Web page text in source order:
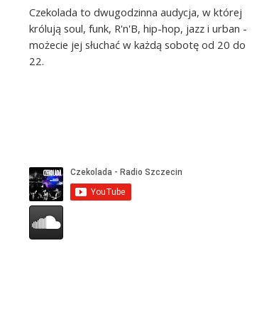
Czekolada to dwugodzinna audycja, w której
królują soul, funk, R'n'B, hip-hop, jazz i urban -
możecie jej słuchać w każdą sobotę od 20 do
22.